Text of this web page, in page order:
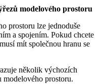
modelového prostoru
prostoru lze jednoduše
a spojením. Pokud chcete
mít společnou hranu se
několik výchozích
prostoru.